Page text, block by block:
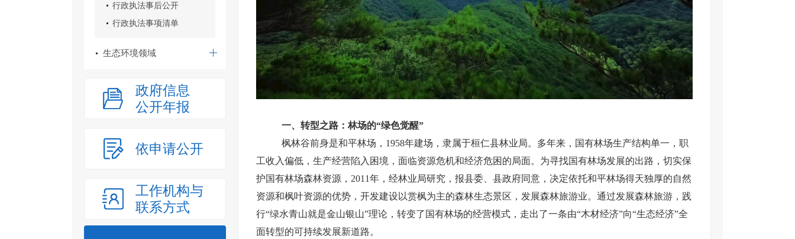
行政执法事后公开
行政执法事项清单
生态环境领域
政府信息
公开年报
依申请公开
工作机构与
联系方式
一、 转型之路： 林场的“绿色觉醒”
枫林谷前身是和平林场，1958年建场，隶属于桓仁县林业局。多年来，国有林场生产结构单一，职
工收入偏低，生产经营陷入困境，面临资源危机和经济危困的局面。为寻找国有林场发展的出路，切实保
护国有林场森林资源，2011年，经林业局研究，报县委、县政府同意，决定依托和平林场得天独厚的自然
资源和枫叶资源的优势，开发建设以赏枫为主的森林生态景区，发展森林旅游业。通过发展森林旅游，践
行“绿水青山就是金山银山”理论，转变了国有林场的经营模式，走出了一条由“木材经济”向“生态经济”全
面转型的可持续发展新道路。